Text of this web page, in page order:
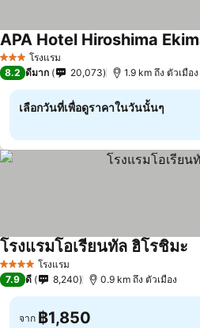
3 ดาว โรงแรม
APA Hotel Hiroshima
8.2 ดีมาก 20,073 1.9 km ถึง ตัวเมือง
เลือกวันที่เพื่อดูราคาในวันนั้นๆ
4 ดาว โรงแรม
โรงแรมโอเรียนทัล ฮิโรชิมะ
7.9 ดี 8,240 0.9 km ถึง ตัวเมือง
จาก ฿1,850